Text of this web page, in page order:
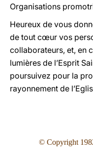
Organisations
Heureux de vous
de tout cœur vos
collaborateurs, et, en
lumières de l’Esprit
poursuivez pour la
rayonnement de
© Copyright